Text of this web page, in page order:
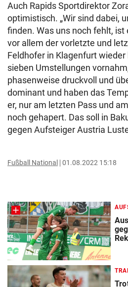
Auch Rapids Sportdirektor
optimistisch. „Wir sind dabei,
finden. Was uns noch fehlt, ist
vor allem der vorletzte und
Feldhofer in Klagenfurt
sieben Umstellungen
phasenweise druckvoll und
dominant und haben das
er, nur am letzten Pass und
noch gehapert. Das soll in
gegen Aufsteiger Austria
Fußball National 01.08.2022 15:18